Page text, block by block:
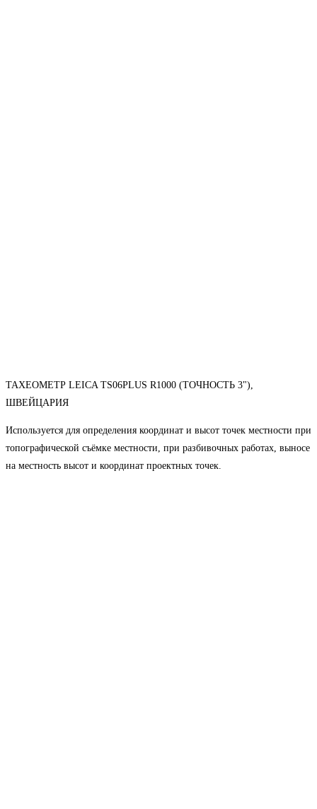
ТАХЕОМЕТР LEICA TS06PLUS R1000 (ТОЧНОСТЬ 3"),
ШВЕЙЦАРИЯ
Используется для определения координат и высот точек местности при
топографической съёмке местности, при разбивочных работах, выносе
на местность высот и координат проектных точек.